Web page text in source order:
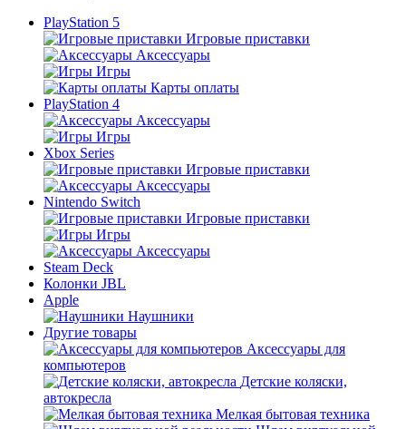
PlayStation 5
Игровые приставки
Аксессуары
Игры
Карты оплаты
PlayStation 4
Аксессуары
Игры
Xbox Series
Игровые приставки
Аксессуары
Nintendo Switch
Игровые приставки
Игры
Аксессуары
Steam Deck
Колонки JBL
Apple
Наушники
Другие товары
Аксессуары для
компьютеров
Детские коляски,
автокресла
Мелкая бытовая техника